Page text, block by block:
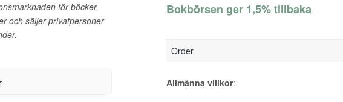
för böcker,
och säljer privatpersoner
Bokbörsen ger 1,5% tillbaka
Order
Allmänna villkor: